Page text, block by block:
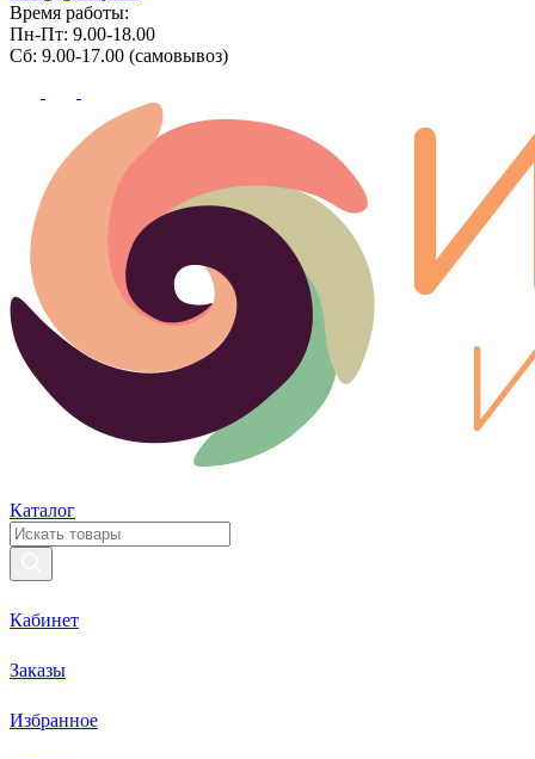
Время работы:
Пн-Пт: 9.00-18.00
Сб: 9.00-17.00 (самовывоз)
Каталог
Кабинет
Заказы
Избранное